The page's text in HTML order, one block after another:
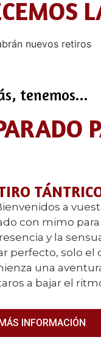
nuevos retiros
tenemos...
a
con mimo
y la
perfecto, solo
una
a bajar el
MÁS INFORMACIÓN